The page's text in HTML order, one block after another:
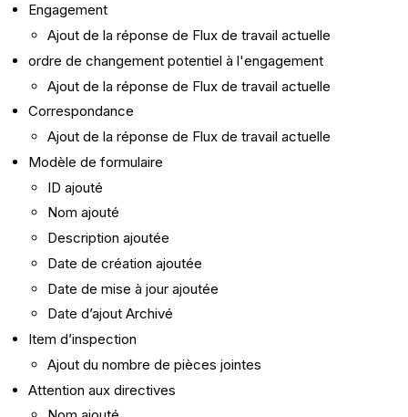
Engagement
Ajout de la réponse de Flux de travail actuelle
ordre de changement potentiel à l'engagement
Ajout de la réponse de Flux de travail actuelle
Correspondance
Ajout de la réponse de Flux de travail actuelle
Modèle de formulaire
ID ajouté
Nom ajouté
Description ajoutée
Date de création ajoutée
Date de mise à jour ajoutée
Date d’ajout Archivé
Item d’inspection
Ajout du nombre de pièces jointes
Attention aux directives